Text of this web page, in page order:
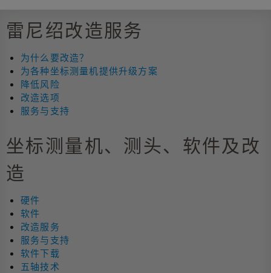
雷尼绍改造服务
为什么要改造？
为各种坐标测量机提供升级方案
降低风险
改造选项
服务与支持
坐标测量机、测头、软件及改
造
硬件
软件
改造服务
服务与支持
软件下载
五轴技术